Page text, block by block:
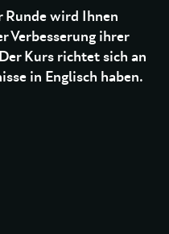
Runde wird Ihnen
Verbesserung ihrer
Kurs richtet sich an
in Englisch haben.